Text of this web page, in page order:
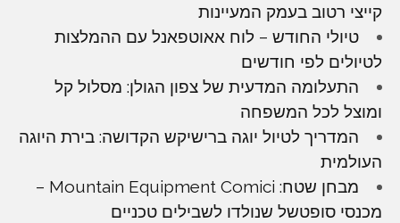
קייצי רטוב בעמק המעיינות
טיולי החודש – לוח אאוטפאנל עם ההמלצות
לטיולים לפי חודשים
התעלומה המדעית של צפון הגולן: מסלול קל
ומוצל לכל המשפחה
המדריך לטיול יוגה ברישיקש הקדושה: בירת היוגה
העולמית
מבחן שטח: Mountain Equipment Comici –
מכנסי סופטשל שנולדו לשבילים טכניים